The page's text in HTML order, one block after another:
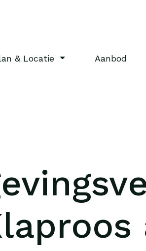
& Locatie Aanbod